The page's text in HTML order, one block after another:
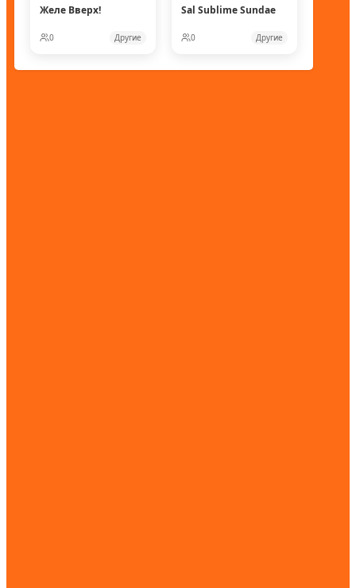
Желе Вверх!
0 Другие
Sal Sublime Sundae
0 Другие